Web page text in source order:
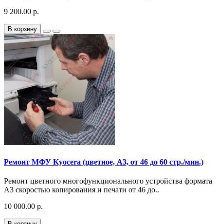
9 200.00 р.
В корзину
Ремонт МФУ Kyocera (цветное, A3, от 46 до 60 стр./мин.)
Ремонт цветного многофункционального устройства формата
A3 скоростью копирования и печати от 46 до..
10 000.00 р.